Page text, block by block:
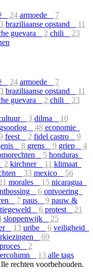
24 armoede
7
braziliaanse opstand
11
guevara 2 chili
23
24 armoede
7
braziliaanse opstand
11
guevara 2 chili
23
3 dilma
10
48 economie
feest 2 fidel castro
9
8 grens 9 griep
4
5 honduras
2 kirchner 11 klimaat
33 mexico
56
morales 15 nicaragua
6 ontvoering
7 paus 9 pauw &
6 protest
21
sloppenwijk
25
13 uribe 6 veiligheid
69
2
13 alle tags
rechten voorbehouden.